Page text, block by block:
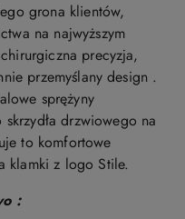
grona klientów,
na najwyższym
precyzja,
przemyślany design .
sprężyny
drzwiowego na
to komfortowe
klamki z logo Stile.
: